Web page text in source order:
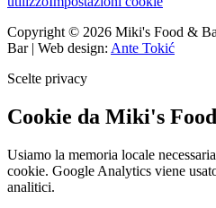
Copyright © 2026 Miki's Food &
Bar | Web design: Ante Tokić
Scelte privacy
Cookie da Miki's
Usiamo la memoria locale
cookie. Google Analytics viene
analitici.